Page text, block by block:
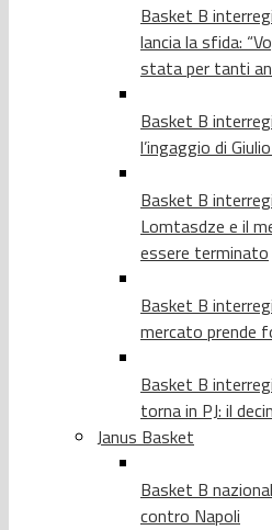
Basket B
lancia la sfida:
stata per tanti
Basket B
l’ingaggio di
Basket B
Lomtasdze e il
essere terminato
Basket B
mercato prende
Basket B
torna in PJ: il
Janus Basket
Basket B
contro Napoli